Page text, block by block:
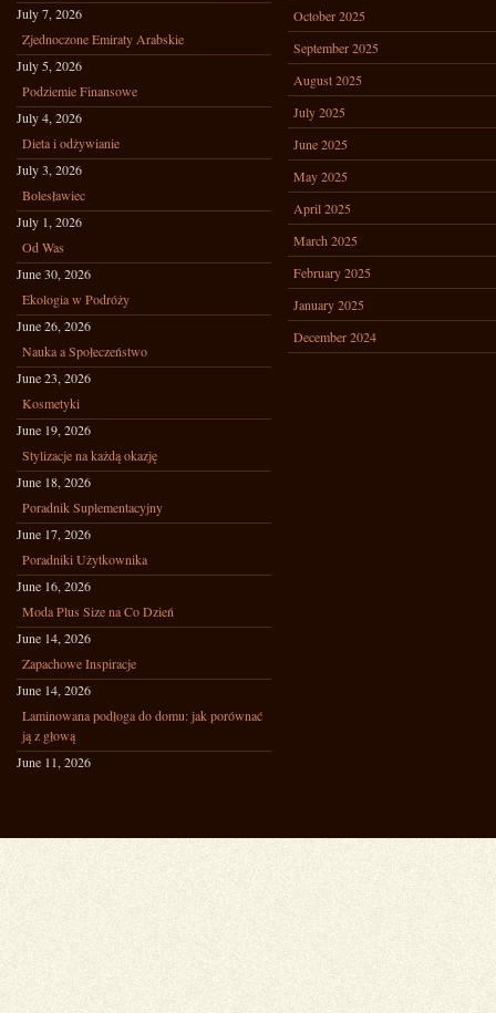
July 7, 2026
Zjednoczone Emiraty Arabskie
July 5, 2026
Podziemie Finansowe
July 4, 2026
Dieta i odżywianie
July 3, 2026
Bolesławiec
July 1, 2026
Od Was
June 30, 2026
Ekologia w Podróży
June 26, 2026
Nauka a Społeczeństwo
June 23, 2026
Kosmetyki
June 19, 2026
Stylizacje na każdą okazję
June 18, 2026
Poradnik Suplementacyjny
June 17, 2026
Poradniki Użytkownika
June 16, 2026
Moda Plus Size na Co Dzień
June 14, 2026
Zapachowe Inspiracje
June 14, 2026
Laminowana podłoga do domu: jak porównać
ją z głową
June 11, 2026
October 2025
September 2025
August 2025
July 2025
June 2025
May 2025
April 2025
March 2025
February 2025
January 2025
December 2024